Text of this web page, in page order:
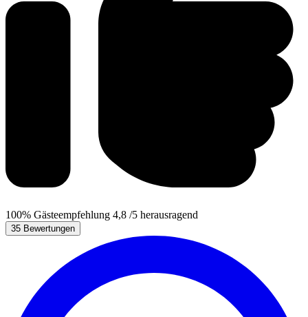
100% Gästeempfehlung 4,8 /5 herausragend
35 Bewertungen